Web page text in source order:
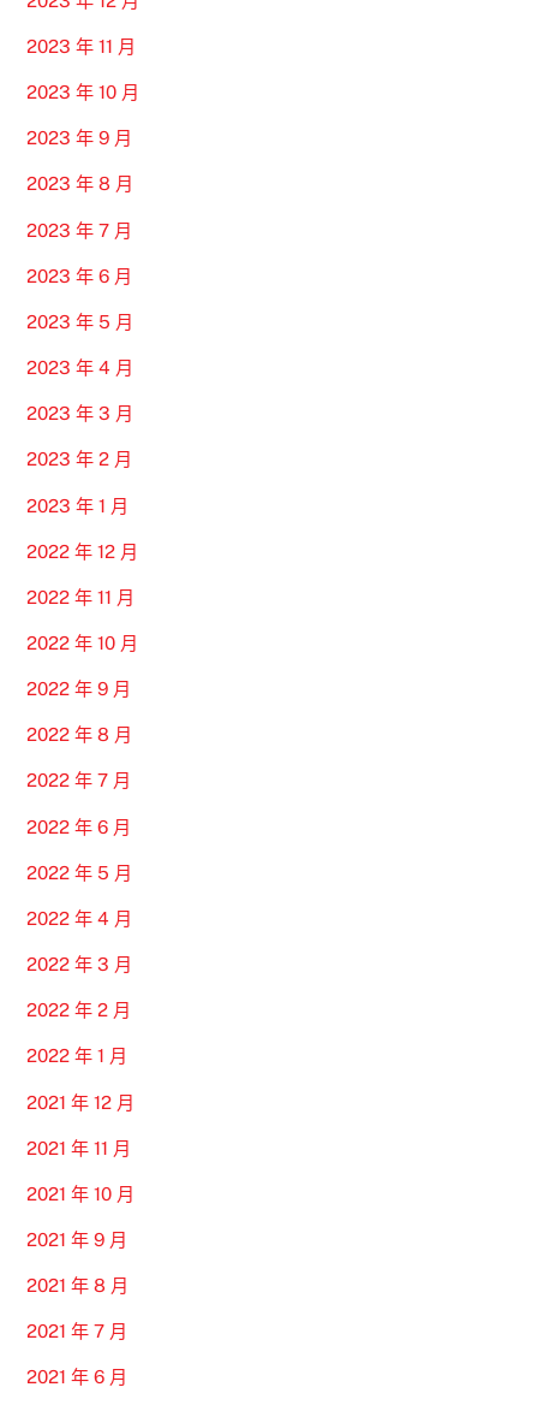
2023 年 11 月
2023 年 10 月
2023 年 9 月
2023 年 8 月
2023 年 7 月
2023 年 6 月
2023 年 5 月
2023 年 4 月
2023 年 3 月
2023 年 2 月
2023 年 1 月
2022 年 12 月
2022 年 11 月
2022 年 10 月
2022 年 9 月
2022 年 8 月
2022 年 7 月
2022 年 6 月
2022 年 5 月
2022 年 4 月
2022 年 3 月
2022 年 2 月
2022 年 1 月
2021 年 12 月
2021 年 11 月
2021 年 10 月
2021 年 9 月
2021 年 8 月
2021 年 7 月
2021 年 6 月